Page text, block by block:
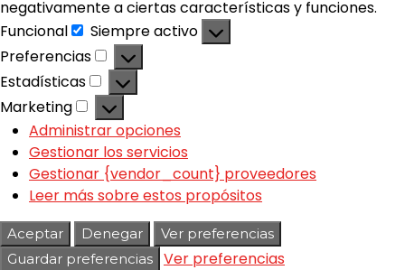
negativamente a ciertas características y funciones.
Funcional
Siempre activo
Preferencias
Estadísticas
Marketing
Administrar opciones
Gestionar los servicios
Gestionar {vendor_count} proveedores
Leer más sobre estos propósitos
Aceptar Denegar
Ver preferencias
Guardar preferencias
Ver preferencias